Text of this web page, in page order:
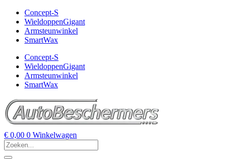
Concept-S
WieldoppenGigant
Armsteunwinkel
SmartWax
Concept-S
WieldoppenGigant
Armsteunwinkel
SmartWax
€ 0,00 0 Winkelwagen